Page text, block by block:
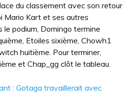
du classement avec son retour
Mario Kart et ses autres
le podium, Domingo termine
Etoiles sixième, Chowh1
huitième. Pour terminer,
et Chap_gg clôt le tableau.
: Gotaga travaillerait avec